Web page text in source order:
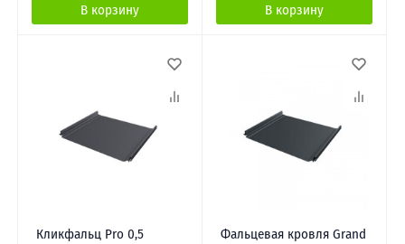
В корзину В корзину
Кликфальц Pro 0,5
Фальцевая кровля Grand